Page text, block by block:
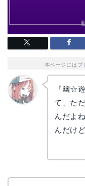
本ページにはプ
『幽☆
て、た
んだよ
んだけ